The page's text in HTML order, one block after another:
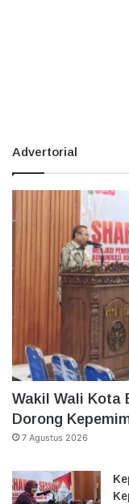
Advertorial
Wakil Wali Kota
Dorong
7 Agustus 2026